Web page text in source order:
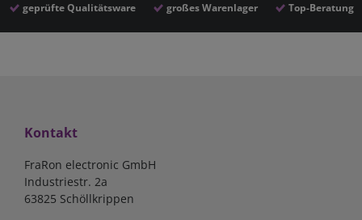
geprüfte Qualitätsware großes Warenlager Top-Beratung
Kontakt
FraRon electronic GmbH
Industriestr. 2a
63825 Schöllkrippen